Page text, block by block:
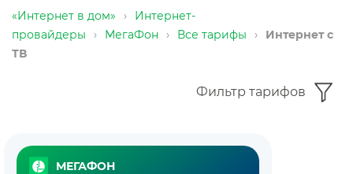
«Интернет в дом» ›
Интернет-
провайдеры
› МегаФон › Все тарифы ›
Интернет с
ТВ
Фильтр тарифов
Тарифы
МЕГАФОН